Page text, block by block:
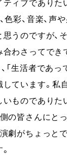
色彩、音楽、声
うのですが、
わさってでき
「生活者であっ
ています。私
ものでありた
の皆さんにと
劇がちょっと